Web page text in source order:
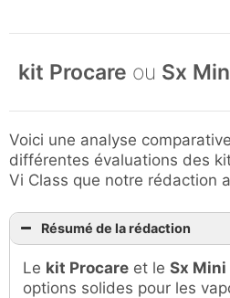
kit Procare ou Sx
Voici une analyse
différentes évaluations des
Vi Class que notre rédaction
Résumé de la rédaction
Le kit Procare et le Sx Mini
options solides pour les